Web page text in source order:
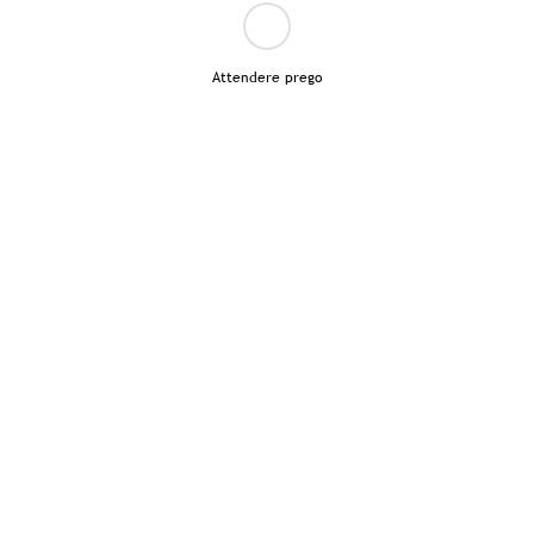
Attendere prego